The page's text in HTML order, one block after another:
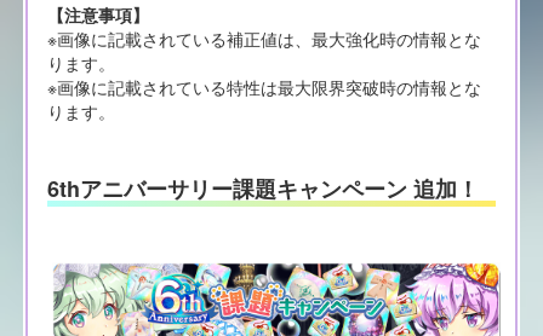
【注意事項】
※画像に記載されている補正値は、最大強化時の情報とな
ります。
※画像に記載されている特性は最大限界突破時の情報とな
ります。
6thアニバーサリー課題キャンペーン 追加！